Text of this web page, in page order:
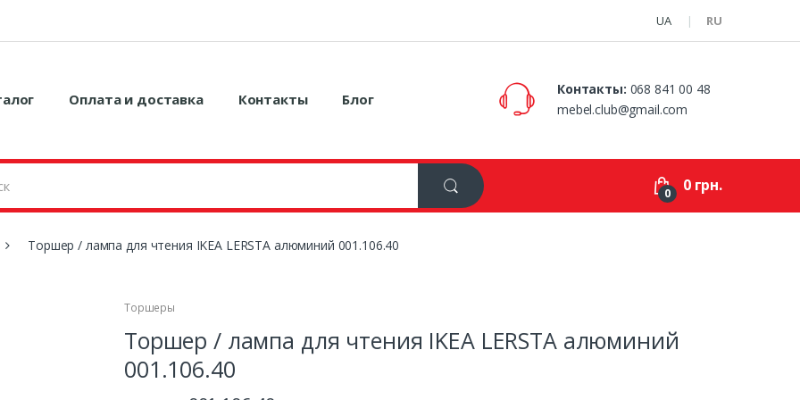
UA RU
Оплата и доставка Контакты Блог
Контакты: 068 841 00 48
mebel.club@gmail.com
0 0 грн.
Торшер / лампа для чтения IKEA LERSTA алюминий 001.106.40
Торшеры
Торшер / лампа для чтения IKEA LERSTA алюминий
001.106.40